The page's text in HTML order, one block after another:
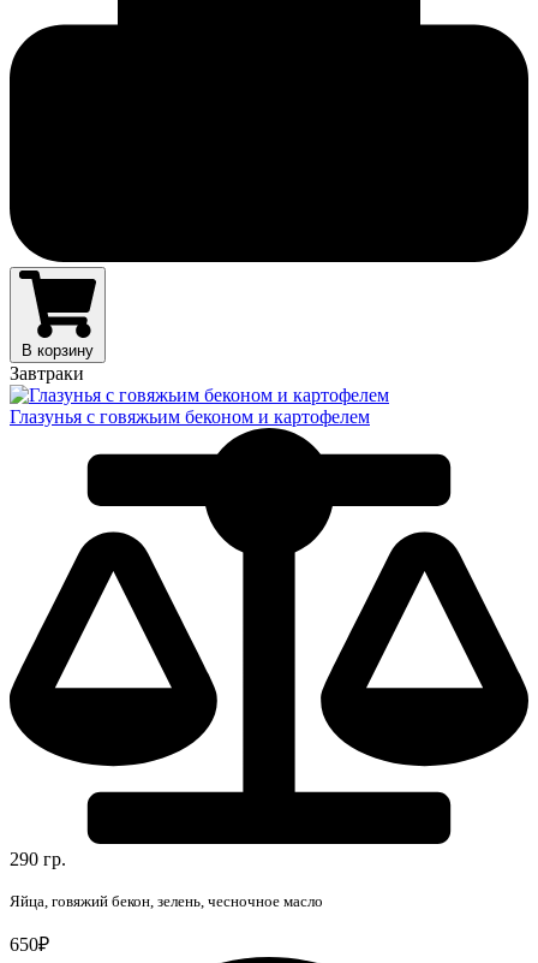
В корзину
Завтраки
Глазунья с говяжьим беконом и картофелем
290 гр.
Яйца, говяжий бекон, зелень, чесночное масло
650₽